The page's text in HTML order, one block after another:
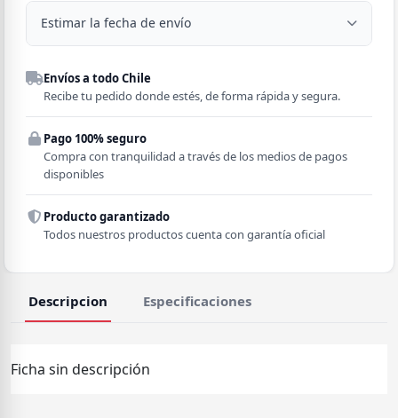
Estimar la fecha de envío
Despacho a domicilio
Región
Comuna
Envíos a todo Chile
Recibe tu pedido donde estés, de forma rápida y segura.
Pago 100% seguro
Compra con tranquilidad a través de los medios de pagos
disponibles
Producto garantizado
Todos nuestros productos cuenta con garantía oficial
Descripcion Especificaciones
Ficha sin descripción